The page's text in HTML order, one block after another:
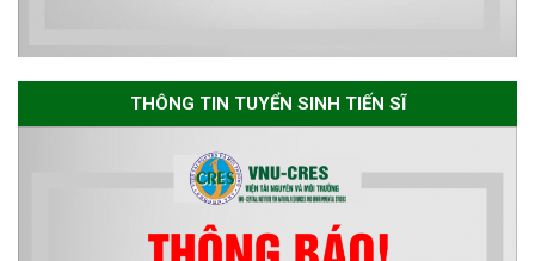
The International Conference
EME 2026 on “Earth, Mine and
Environmental Sciences for the
Advancement of Strategic
Infrastructure Development”
THÔNG TIN TUYỂN SINH TIẾN SĨ